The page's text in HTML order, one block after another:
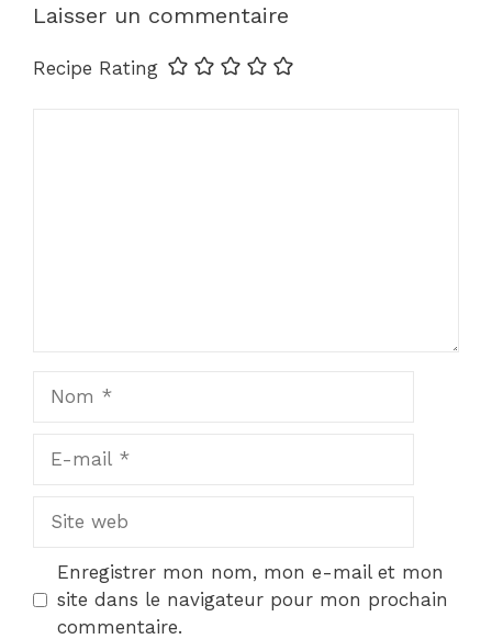
Laisser un commentaire
Recipe Rating
mail
web
Enregistrer mon nom, mon e-mail et mon
site dans le navigateur pour mon prochain
commentaire.